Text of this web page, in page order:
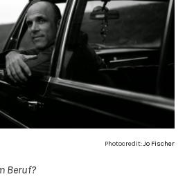
Photocredit:Jo Fischer
Beruf?